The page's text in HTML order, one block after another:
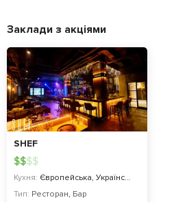
Заклади з акціями
SHEF
Кухня: Європейська, Українська, Авторська
Тип: Ресторан, Бар
$$$$